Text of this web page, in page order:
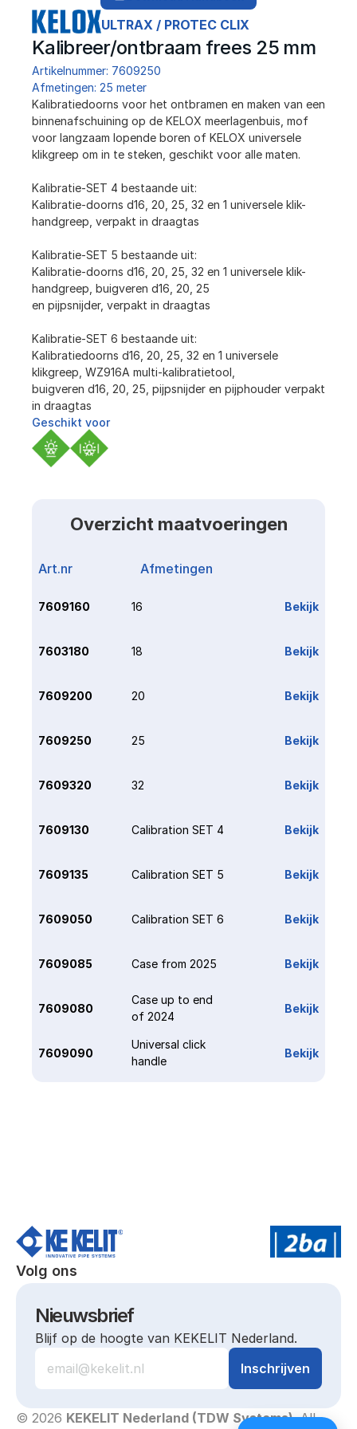
ULTRAX / PROTEC CLIX
Kalibreer/ontbraam frees 25 mm
Artikelnummer: 7609250
Afmetingen: 25 meter
﻿Kalibratiedoorns voor het ontbramen en maken van een
binnenafschuining op de KELOX meerlagenbuis, mof
voor langzaam lopende boren of KELOX universele
klikgreep om in te steken, geschikt voor alle maten.
Kalibratie-SET 4 bestaande uit:
Kalibratie-doorns d16, 20, 25, 32 en 1 universele klik-
handgreep, verpakt in draagtas
Kalibratie-SET 5 bestaande uit:
Kalibratie-doorns d16, 20, 25, 32 en 1 universele klik-
handgreep, buigveren d16, 20, 25
en pijpsnijder, verpakt in draagtas
Kalibratie-SET 6 bestaande uit:
Kalibratiedoorns d16, 20, 25, 32 en 1 universele
klikgreep, WZ916A multi-kalibratietool,
buigveren d16, 20, 25, pijpsnijder en pijphouder verpakt
in draagtas
Geschikt voor
Overzicht maatvoeringen
Art.nr Afmetingen
7609160 16 Bekijk
7603180 18 Bekijk
7609200 20 Bekijk
7609250 25 Bekijk
7609320 32 Bekijk
7609130 Calibration SET 4 Bekijk
7609135 Calibration SET 5 Bekijk
7609050 Calibration SET 6 Bekijk
7609085 Case from 2025 Bekijk
7609080
Case up to end
of 2024
Bekijk
7609090
Universal click
handle
Bekijk
Volg ons
Nieuwsbrief
Blijf op de hoogte van KEKELIT Nederland.
© 2026 KEKELIT Nederland (TDW Systems). All